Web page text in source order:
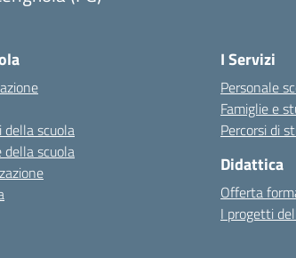
della scuola
della scuola
I Servizi
Personale
Famiglie e
Percorsi di
Didattica
Offerta
I progetti